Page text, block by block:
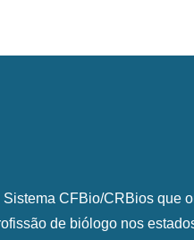
CFBio/CRBios que
de biólogo nos